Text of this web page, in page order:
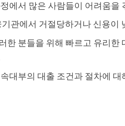
에서 많은 사람들이 어려움을
기관에서 거절당하거나 신용이
한 분들을 위해 빠르고 유리한
대부의 대출 조건과 절차에